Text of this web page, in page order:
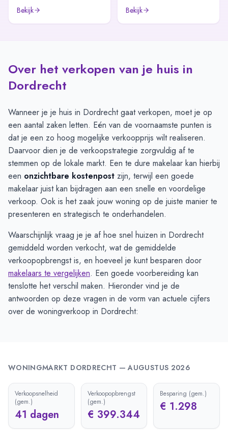
Bekijk Bekijk
Over het verkopen van je huis in
Dordrecht
Wanneer je je huis in Dordrecht gaat verkopen, moet je op
een aantal zaken letten. Eén van de voornaamste punten is
dat je een zo hoog mogelijke verkoopprijs wilt realiseren.
Daarvoor dien je de verkoopstrategie zorgvuldig af te
stemmen op de lokale markt. Een te dure makelaar kan hierbij
een onzichtbare kostenpost zijn, terwijl een goede
makelaar juist kan bijdragen aan een snelle en voordelige
verkoop. Ook is het zaak jouw woning op de juiste manier te
presenteren en strategisch te onderhandelen.
Waarschijnlijk vraag je je af hoe snel huizen in Dordrecht
gemiddeld worden verkocht, wat de gemiddelde
verkoopopbrengst is, en hoeveel je kunt besparen door
makelaars te vergelijken. Een goede voorbereiding kan
tenslotte het verschil maken. Hieronder vind je de
antwoorden op deze vragen in de vorm van actuele cijfers
over de woningverkoop in Dordrecht:
WONINGMARKT DORDRECHT —AUGUSTUS 2026
Verkoopsnelheid
(gem.)
41 dagen
Verkoopopbrengst
(gem.)
€ 399.344
Besparing (gem.)
€ 1.298